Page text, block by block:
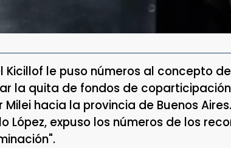
Kicillof le puso números al concepto
la quita de fondos de
hacia la provincia de Buenos
López, expuso los números de los